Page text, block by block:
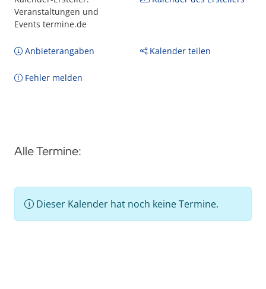
Veranstaltungen und
Events termine.de
Anbieterangaben Kalender teilen
Fehler melden
Alle Termine:
Dieser Kalender hat noch keine Termine.